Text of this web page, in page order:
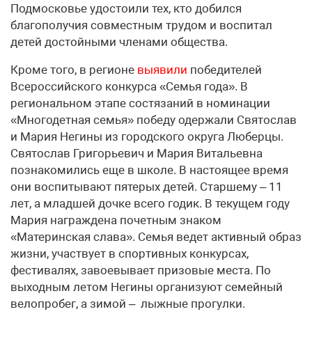
Подмосковье удостоили тех, кто добился
благополучия совместным трудом и воспитал
детей достойными членами общества.
Кроме того, в регионе выявили победителей
Всероссийского конкурса «Семья года». В
региональном этапе состязаний в номинации
«Многодетная семья» победу одержали Святослав
и Мария Негины из городского округа Люберцы.
Святослав Григорьевич и Мария Витальевна
познакомились еще в школе. В настоящее время
они воспитывают пятерых детей. Старшему – 11
лет, а младшей дочке всего годик. В текущем году
Мария награждена почетным знаком
«Материнская слава». Семья ведет активный образ
жизни, участвует в спортивных конкурсах,
фестивалях, завоевывает призовые места. По
выходным летом Негины организуют семейный
велопробег, а зимой – лыжные прогулки.